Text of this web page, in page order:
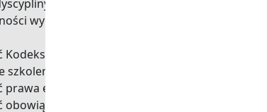
finansów publicznych, ustawy z dnia
wydatków w ramach Europejskiego
Kodeksu cywilnego w zakresie sporządzania i
szkolenia/kursy z zakresu zamówień publicznych;
prawa europejskiego związanego z obszarem
obowiązujących przepisów i wytycznych dot.